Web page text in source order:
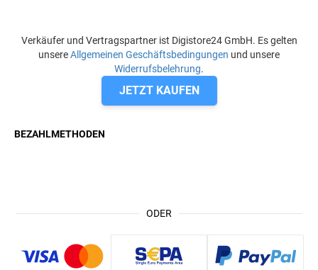
Verkäufer und Vertragspartner ist Digistore24 GmbH. Es gelten
unsereAllgemeinen Geschäftsbedingungen und unsere
Widerrufsbelehrung.
JETZT KAUFEN
ODER
BEZAHLMETHODEN